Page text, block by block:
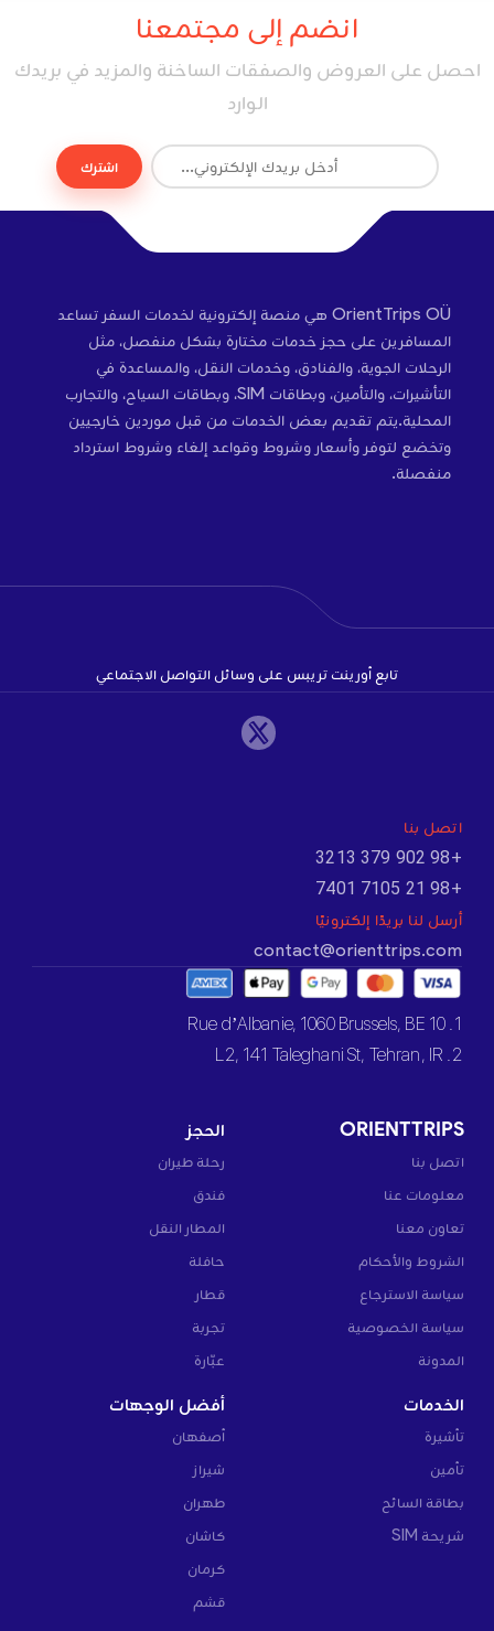
انضم إلى مجتمعنا
احصل على العروض والصفقات الساخنة والمزيد في بريدك
الوارد
اشترك
OrientTrips OÜ هي منصة إلكترونية لخدمات السفر تساعد
المسافرين على حجز خدمات مختارة بشكل منفصل، مثل
الرحلات الجوية، والفنادق، وخدمات النقل، والمساعدة في
التأشيرات، والتأمين، وبطاقات SIM، وبطاقات السياح، والتجارب
المحلية.يتم تقديم بعض الخدمات من قبل موردين خارجيين
وتخضع لتوفر وأسعار وشروط وقواعد إلغاء وشروط استرداد
منفصلة.
تابع أورينت تريبس على وسائل التواصل الاجتماعي
اتصل بنا
+98 902 379 3213
+98 21 7105 7401
أرسل لنا بريدًا إلكترونيًا
contact@orienttrips.com
1. 10 Rue d’Albanie, 1060 Brussels, BE
2. L2, 141 Taleghani St, Tehran, IR
ORIENTTRIPS
اتصل بنا
معلومات عنا
تعاون معنا
الشروط والأحكام
سياسة الاسترجاع
سياسة الخصوصية
المدونة
الحجز
رحلة طيران
فندق
المطار النقل
حافلة
قطار
تجربة
عبّارة
الخدمات
تأشيرة
تأمين
بطاقة السائح
شريحة SIM
أفضل الوجهات
أصفهان
شيراز
طهران
كاشان
كرمان
قشم